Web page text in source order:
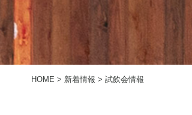
HOME > 新着情報 > 試飲会情報